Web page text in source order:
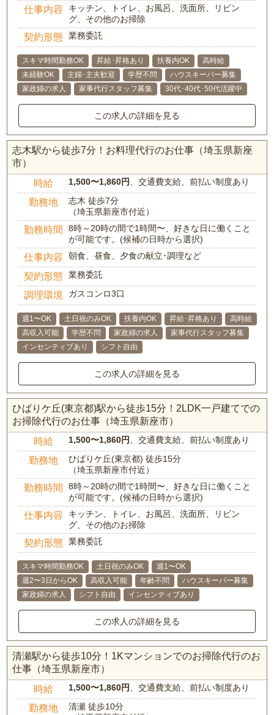
仕事内容
キッチン、トイレ、お風呂、洗面所、リビン
グ、その他のお掃除
契約形態 業務委託
スキマ時間勤務OK 昇給･昇格あり 扶養内OK
高時給
未経験OK
主婦･主夫歓迎 学歴不問
ハウスキーパー募集
家政婦の求人
家事代行スタッフ募集 30代･40代･50代活躍中
この求人の詳細を見る
志木駅から徒歩7分！お料理代行のお仕事（埼玉県新座
市）
時給 1,500〜1,860円 、交通費支給、前払い制度あり
勤務地
志木 徒歩7分
（埼玉県新座市付近）
勤務時間
8時～20時の間で1時間〜、好きな日に働くこと
が可能です。(候補の日時から選択)
仕事内容 朝食、昼食、夕食の献立･調理など
契約形態 業務委託
調理環境 ガスコンロ3口
週1〜OK 土日祝のみOK 扶養内OK 昇給･昇格あり
高時給
高収入可能
学歴不問 家政婦の求人
家事代行スタッフ募集
インセンティブあり
シフト自由
この求人の詳細を見る
ひばりケ丘(東京都)駅から徒歩15分！2LDK一戸建てでの
お掃除代行のお仕事（埼玉県新座市）
時給 1,500〜1,860円 、交通費支給、前払い制度あり
勤務地
ひばりケ丘(東京都) 徒歩15分
（埼玉県新座市付近）
勤務時間
8時～20時の間で1時間〜、好きな日に働くこと
が可能です。(候補の日時から選択)
仕事内容
キッチン、トイレ、お風呂、洗面所、リビン
グ、その他のお掃除
契約形態 業務委託
スキマ時間勤務OK 土日祝のみOK
週1〜OK
週2〜3日からOK
高収入可能 年齢不問
ハウスキーパー募集
家政婦の求人
シフト自由 インセンティブあり
この求人の詳細を見る
清瀬駅から徒歩10分！1Kマンションでのお掃除代行のお
仕事（埼玉県新座市）
時給 1,500〜1,860円 、交通費支給、前払い制度あり
勤務地
清瀬 徒歩10分